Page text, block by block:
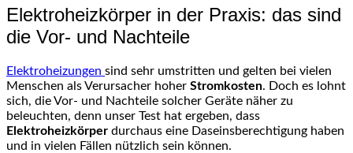
Elektroheizkörper in der Praxis: das sind
die Vor- und Nachteile
Elektroheizungen sind sehr umstritten und gelten bei vielen
Menschen als Verursacher hoher Stromkosten. Doch es lohnt
sich, die Vor- und Nachteile solcher Geräte näher zu
beleuchten, denn unser Test hat ergeben, dass
Elektroheizkörper durchaus eine Daseinsberechtigung haben
und in vielen Fällen nützlich sein können.